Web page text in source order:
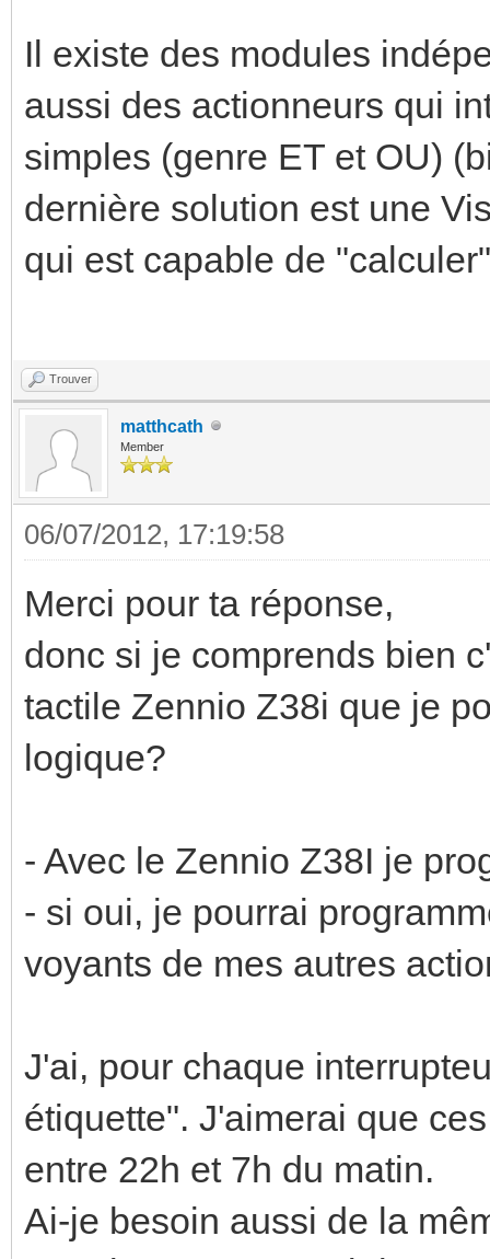
Il existe des modules
aussi des actionneurs qui
simples (genre ET et OU)
dernière solution est une
qui est capable de
Trouver
matthcath
Member
06/07/2012, 17:19:58
Merci pour ta réponse,
donc si je comprends bien
tactile Zennio Z38i que je
logique?
- Avec le Zennio Z38I je
- si oui, je pourrai
voyants de mes autres
J'ai, pour chaque
étiquette". J'aimerai que
entre 22h et 7h du matin.
Ai-je besoin aussi de la